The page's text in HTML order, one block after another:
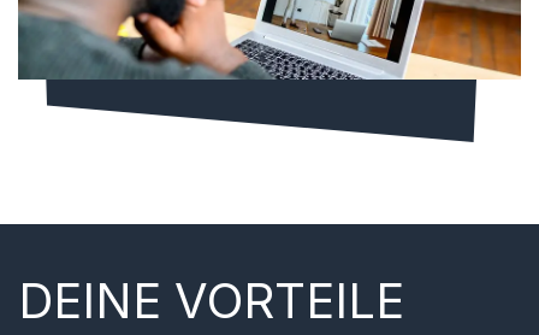
DEINE VORTEILE